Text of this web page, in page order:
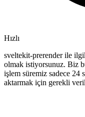
Hızlı
sveltekit-prerender ile
olmak istiyorsunuz. Biz
işlem süremiz sadece 24
aktarmak için gerekli